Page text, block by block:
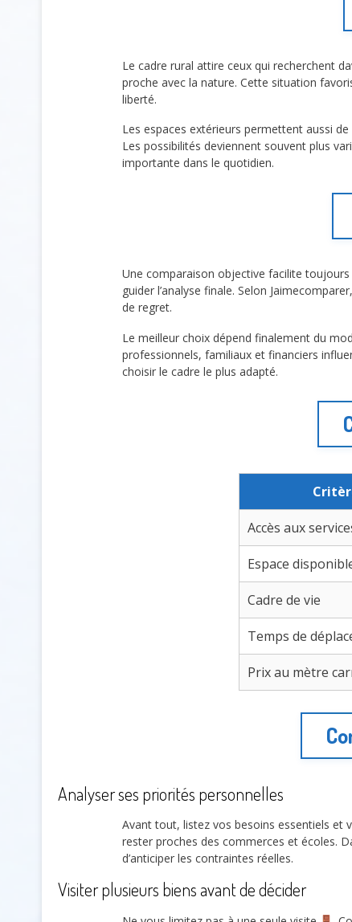
Le cadre rural attire ceux qui recherchent
proche avec la nature. Cette situation
liberté.
Les espaces extérieurs permettent aussi
Les possibilités deviennent souvent plus
importante dans le quotidien.
Une comparaison objective facilite toujours
guider l’analyse finale. Selon
de regret.
Le meilleur choix dépend finalement du
professionnels, familiaux et financiers
choisir le cadre le plus adapté.
Accès aux
Espace
Cadre de vie
Temps de
Prix au mètre
Analyser ses priorités personnelles
Avant tout, listez vos besoins essentiels et
rester proches des commerces et écoles.
d’anticiper les contraintes réelles.
Visiter plusieurs biens avant de décider